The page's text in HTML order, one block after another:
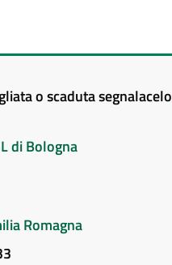
o scaduta segnalacelo
di Bologna
Romagna